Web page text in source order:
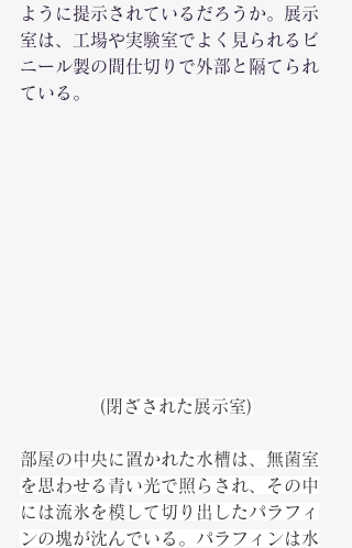
ように提示されているだろうか。展示
室は、工場や実験室でよく見られるビ
ニール製の間仕切りで外部と隔てられ
ている。
(閉ざされた展示室)
部屋の中央に置かれた水槽は、無菌室
を思わせる青い光で照らされ、その中
には流氷を模して切り出したパラフィ
ンの塊が沈んでいる。パラフィンは水